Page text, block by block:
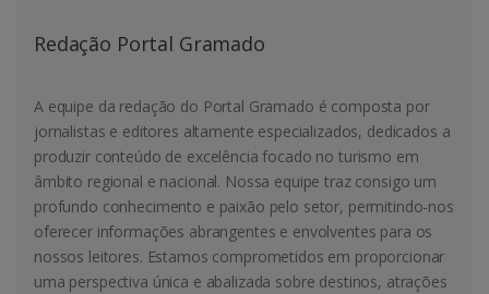
Redação Portal Gramado
A equipe da redação do Portal Gramado é composta por
jornalistas e editores altamente especializados, dedicados a
produzir conteúdo de excelência focado no turismo em
âmbito regional e nacional. Nossa equipe traz consigo um
profundo conhecimento e paixão pelo setor, permitindo-nos
oferecer informações abrangentes e envolventes para os
nossos leitores. Estamos comprometidos em proporcionar
uma perspectiva única e abalizada sobre destinos, atrações